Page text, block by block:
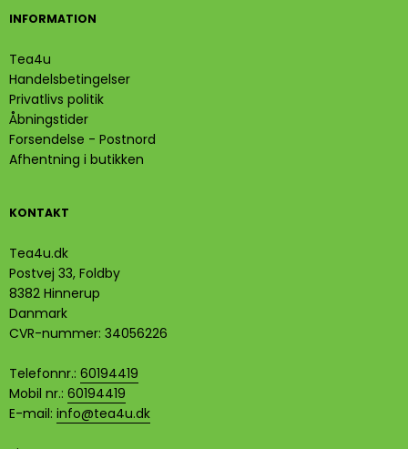
INFORMATION
Tea4u
Handelsbetingelser
Privatlivs politik
Åbningstider
Forsendelse - Postnord
Afhentning i butikken
KONTAKT
Tea4u.dk
Postvej 33, Foldby
8382 Hinnerup
Danmark
CVR-nummer: 34056226
Telefonnr.: 60194419
Mobil nr.: 60194419
E-mail: info@tea4u.dk